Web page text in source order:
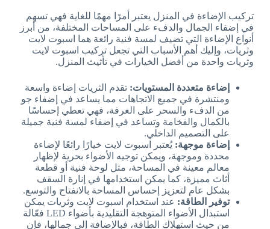
تركيب الإضاءة في المنزل يعتبر أمرًا مهمًا للغاية فهي تسهم
في إضفاء الجمال والدفء على المساحات المختلفة، من أبرز
أنواع الإضاءة التي تضيف لمسة فنية رائعة هما اسبوت لايت
وثريات، وإليك أهم الأسباب التي تجعل تركيب اسبوت لايت
وثريات واحدة من أفضل الخيارات في تأثيث المنزل.
إضاءة متعددة المستويات: تقدم الثريات إضاءة واسعة
ومنتشرة في جميع الاتجاهات مما يساعد في إضفاء جو
من الدفء والسحر على الغرفة، فهي تعطي إحساسًا
بالكمال والفخامة وتساعد في إضفاء لمسة فنية جميلة
على التصميم الداخلي.
إضاءة موجهة:يُعتبر اسبوت لايت خيارًا رائعًا لإضاءة
محددة وموجهة، ويمكن توجيه الأضواء بحرية لإظهار
معالم معينة في المساحة، مثل لوحة فنية أو قطعة
أثاث مميزة، كما يمكن استخدامها في إنارة السقف
بشكل عام لتعزيز إحساس المساحة بالانفتاح والتوسع.
توفير الطاقة: عند استخدام اسبوت لايت وثريات يمكن
استبدال الأضواء المتوهجة التقليدية بأضواء LED فعّالة
من حيث استهلاك الطاقة، فبالإضافة إلى جمالها، فإن